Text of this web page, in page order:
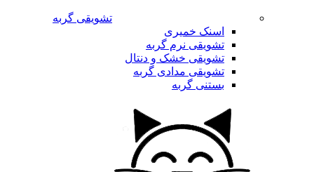
تشویقی گربه
اسنک خمیری
تشویقی نرم گربه
تشویقی خشک و دنتال
تشویقی مدادی گربه
بستنی گربه